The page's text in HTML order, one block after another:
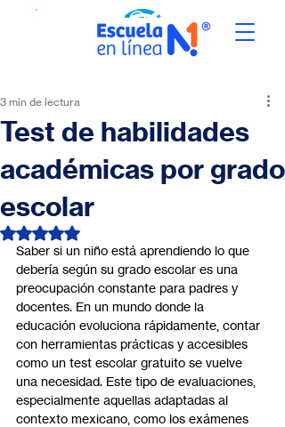
Test de habilidades
académicas por grado
escolar
3 min de lectura
Obtuvo NaN de 5 estrellas.
Saber si un niño está aprendiendo lo que
debería según su grado escolar es una
preocupación constante para padres y
docentes. En un mundo donde la
educación evoluciona rápidamente, contar
con herramientas prácticas y accesibles
como un test escolar gratuito se vuelve
una necesidad. Este tipo de evaluaciones,
especialmente aquellas adaptadas al
contexto mexicano, como los exámenes